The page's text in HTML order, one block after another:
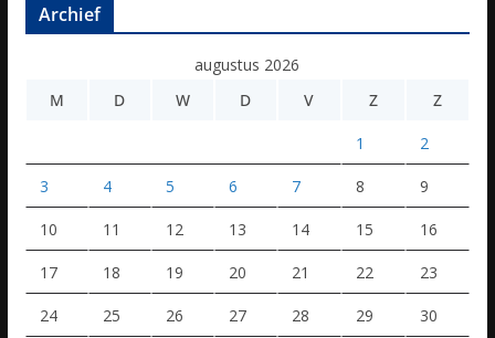
Archief
augustus 2026
M
D W D V Z Z
1 2
3 4 5 6 7 8 9
10 11 12 13 14 15 16
17 18 19 20 21 22 23
24 25 26 27 28 29 30